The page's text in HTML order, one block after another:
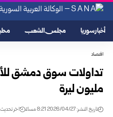
أخبار سوريا مجلس الشعب
اقتصاد
مليون ليرة
تاريخ النشر: 2026/04/27 8:21 مساءً اخر تحديث: 2026/04/27 9:37